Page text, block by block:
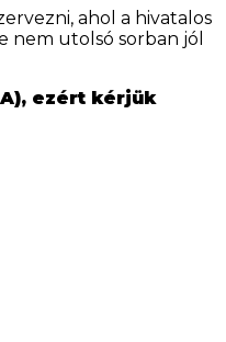
ahol a hivatalos
utolsó sorban jól
ezért kérjük